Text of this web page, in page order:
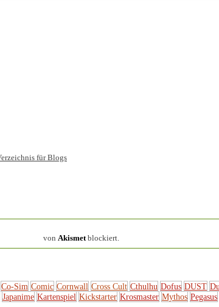
von Akismetblockiert.
Co-Sim Comic Cornwall Cross Cult Cthulhu Dofus DUST
Japanime Kartenspiel Kickstarter Krosmaster Mythos Pegasus